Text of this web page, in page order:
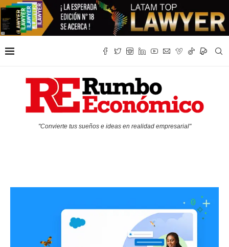
"Convierte tus sueños e ideas en realidad empresarial"